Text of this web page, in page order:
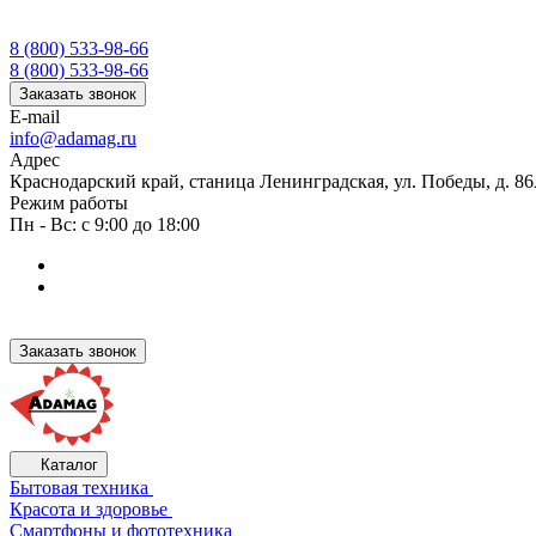
8 (800) 533-98-66
8 (800) 533-98-66
Заказать звонок
E-mail
info@adamag.ru
Адрес
Краснодарский край, станица Ленинградская, ул. Победы, д.
Режим работы
Пн - Вс: с 9:00 до 18:00
Заказать звонок
Каталог
Бытовая техника
Красота и здоровье
Смартфоны и фототехника